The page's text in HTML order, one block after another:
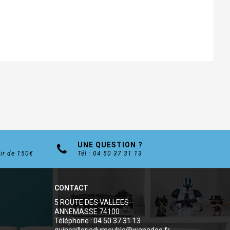
de 150€
UNE QUESTION ?
Tél : 04 50 37 31 13
CONTACT
5 ROUTE DES VALLEES
ANNEMASSE 74100
Téléphone : 04 50 37 31 13